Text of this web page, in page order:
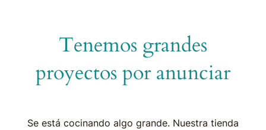
Tenemos grandes
proyectos por anunciar
Se está cocinando algo grande. Nuestra tienda